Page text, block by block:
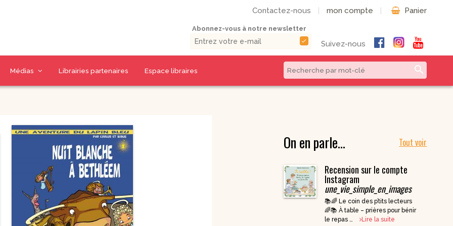
Contactez-nous mon compte Panier
Abonnez-vous à notre newsletter
check Suivez-nous
Bible
avec…
Outils missionnaires
Petits traités
spirituels –
Spiritualité – Série I
Petits traités
spirituels –
Renouveau et
charismes- Série II
Petits traités
Béatitudes Musique
CD Histoire de
CD Petites
Conférences
Vie pratique
Médias Librairies partenaires Espace libraires search
On en parle… Tout voir
Recension sur le compte
Instagram
une_vie_simple_en_images
📚🌈 Le coin des p’tits lecteurs
🌈📚 À table – prières pour bénir
le repas …
Lire la suite